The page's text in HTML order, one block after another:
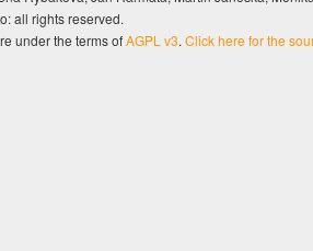
all rights reserved.
under the terms ofAGPL v3. Click here for the